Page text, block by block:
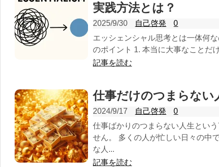
実践方法とは？
2025/9/30 自己啓発
0
エッシェンシャル思考とは一体何
のポイント 1. 本当に大事なことだ
記事を読む
仕事だけのつまらない
2024/9/17 自己啓発
0
仕事ばかりのつまらない人生とい
せん。 多くの人が忙しい日々の中
な人...
記事を読む